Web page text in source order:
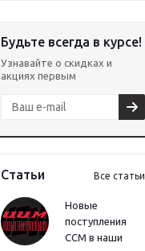
Будьте всегда в курсе!
Узнавайте о скидках и
акциях первым
Статьи Все статьи
Новые
поступления
CCM в наши